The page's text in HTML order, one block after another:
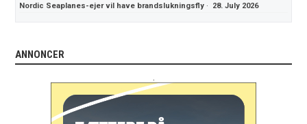
Nordic Seaplanes-ejer vil have brandslukningsfly · 28. July 2026
ANNONCER